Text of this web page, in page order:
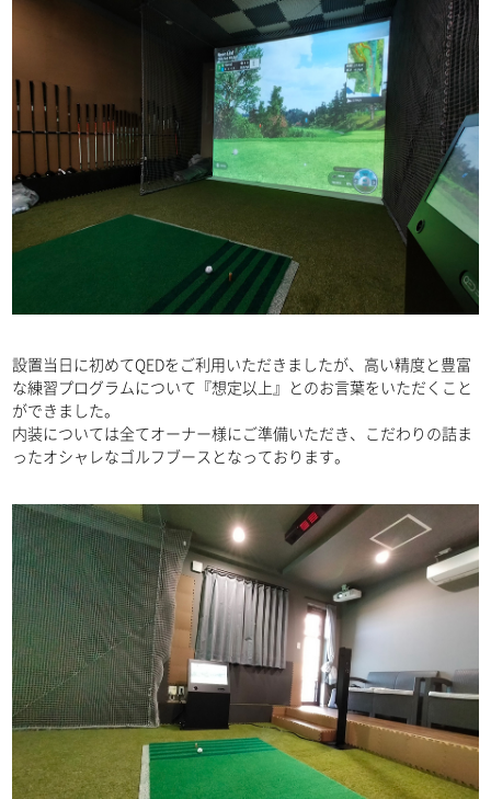
製品案内 PRODUCT
リース LEASE
中古品販売 SELLING USED
導入事例 CASE STUDY
導入フロー INTRODUCTION FLOW
会社概要 COMPANY PROFILE
お問い合わせ CONTACT
設置当日に初めてQEDをご利用いただきましたが、高い精度と豊富
な練習プログラムについて『想定以上』とのお言葉をいただくこと
ができました。
内装については全てオーナー様にご準備いただき、こだわりの詰ま
ったオシャレなゴルフブースとなっております。